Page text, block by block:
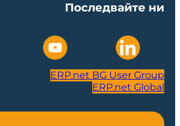
Последвайте ни
ERP.net BG User Group
ERP.net Global